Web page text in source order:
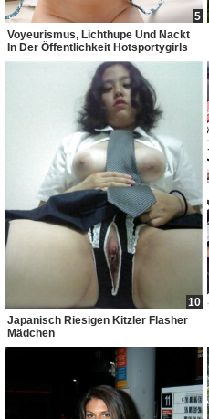
5
Voyeurismus, Lichthupe Und Nackt
In Der Öffentlichkeit Hotsportygirls
10
Japanisch Riesigen Kitzler Flasher
Mädchen